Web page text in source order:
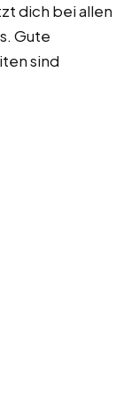
dich bei allen
Gute
sind